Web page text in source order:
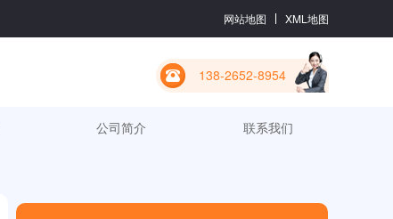
网站地图 XML地图
138-2652-8954
公司简介 联系我们